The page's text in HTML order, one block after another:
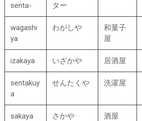
senta-
ター
wagashi
ya
わがしや
和菓子
屋
izakaya いざかや 居酒屋
sentakuy
a
せんたくや 洗濯屋
sakaya さかや 酒屋